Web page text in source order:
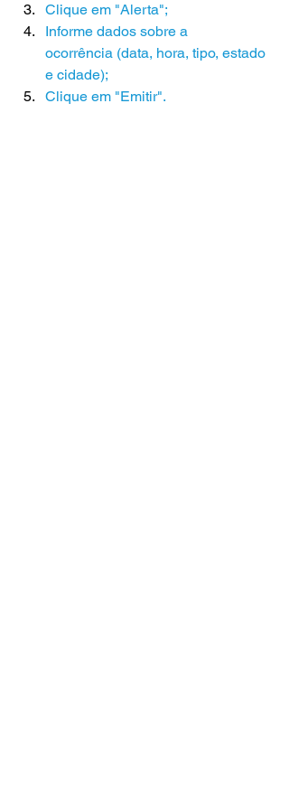
Clique em "Alerta";
Informe dados sobre a
ocorrência (data, hora, tipo, estado
e cidade);
Clique em "Emitir".